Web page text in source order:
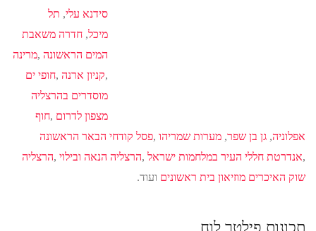
סידנא עלי, תל
מיכל, חדרה משאבת
המים הראשונה ,מרינה
,קניון ארנה ,חופי ים
מוסדרים בהרצליה
מצפון לדרום ,חוף
אפלוניה, גן בן שפר, מערות שמריהו ,פסל קודחי הבאר הראשונה
,אנדרטת חללי העיר במלחמות ישראל ,הרצליה הנאה ובילוי ,הרצליה
שוק האיכרים מוזיאון בית ראשונים ועוד.
תכונות פילטר לוח